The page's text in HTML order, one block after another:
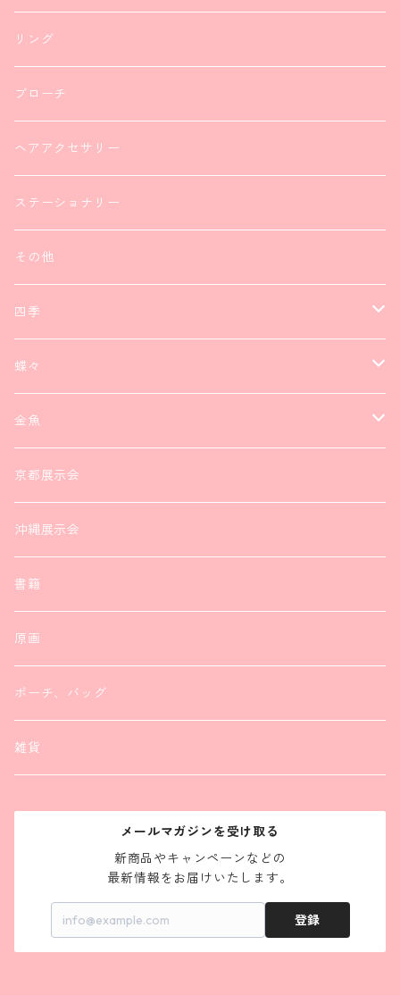
リング
ブローチ
ヘアアクセサリー
ステーショナリー
その他
四季
ネックレス
ブレスレット
ピアス
ブローチ
ヘアアクセサリー
リング
蝶々
ネックレス
ブレスレット
ヘアアクセサリー
ピアス
リング
金魚
ピアス
ヘアアクセサリー
京都展示会
沖縄展示会
書籍
原画
ポーチ、バッグ
雑貨
メールマガジンを受け取る
新商品やキャンペーンなどの
最新情報をお届けいたします。
登録